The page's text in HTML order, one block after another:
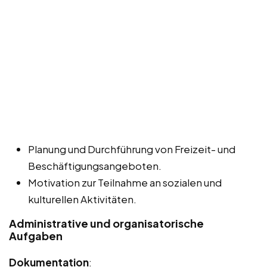
Planung und Durchführung von Freizeit- und
Beschäftigungsangeboten.
Motivation zur Teilnahme an sozialen und
kulturellen Aktivitäten.
Administrative und organisatorische
Aufgaben
Dokumentation: